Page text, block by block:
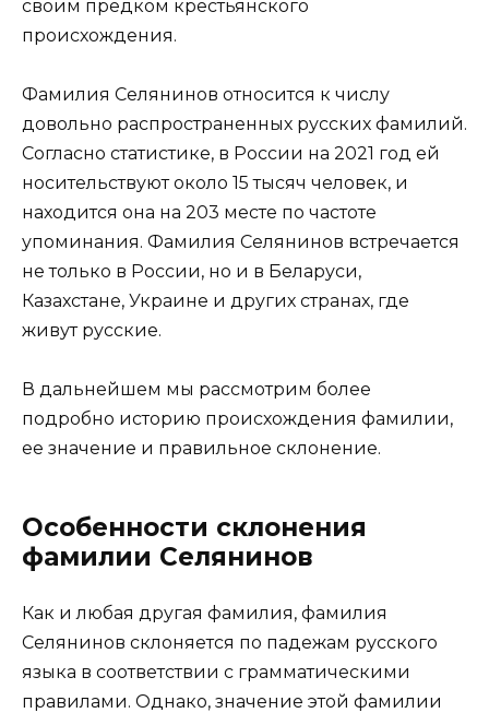
своим предком крестьянского
происхождения.
Фамилия Селянинов относится к числу
довольно распространенных русских фамилий.
Согласно статистике, в России на 2021 год ей
носительствуют около 15 тысяч человек, и
находится она на 203 месте по частоте
упоминания. Фамилия Селянинов встречается
не только в России, но и в Беларуси,
Казахстане, Украине и других странах, где
живут русские.
В дальнейшем мы рассмотрим более
подробно историю происхождения фамилии,
ее значение и правильное склонение.
Особенности склонения
фамилии Селянинов
Как и любая другая фамилия, фамилия
Селянинов склоняется по падежам русского
языка в соответствии с грамматическими
правилами. Однако, значение этой фамилии